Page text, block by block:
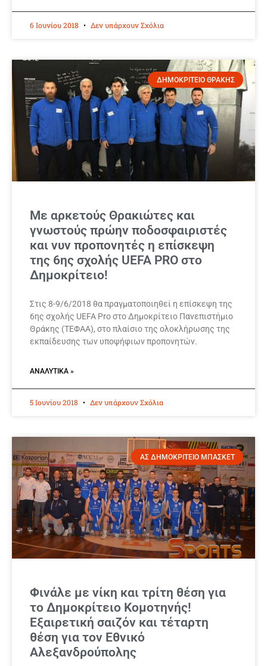
6 Ιουνίου 2018 Δεν υπάρχουν Σχόλια
ΔΗΜΟΚΡΙΤΕΙΟ ΘΡΑΚΗΣ
Με αρκετούς Θρακιώτες και
γνωστούς πρώην ποδοσφαιριστές
και νυν προπονητές η επίσκεψη
της 6ης σχολής UEFA PRO στο
Δημοκρίτειο!
Στις 8-9/6/2018 θα πραγματοποιηθεί η επίσκεψη της
6ης σχολής UEFA Pro στο Δημοκρίτειο Πανεπιστήμιο
Θράκης (ΤΕΦΑΑ), στο πλαίσιο της ολοκλήρωσης της
εκπαίδευσης των υποψήφιων προπονητών.
ΑΝΑΛΥΤΙΚΆ »
5 Ιουνίου 2018 Δεν υπάρχουν Σχόλια
ΑΣ ΔΗΜΟΚΡΙΤΕΙΟ ΜΠΑΣΚΕΤ
Φινάλε με νίκη και τρίτη θέση για
το Δημοκρίτειο Κομοτηνής!
Εξαιρετική σαιζόν και τέταρτη
θέση για τον Εθνικό
Αλεξανδρούπολης